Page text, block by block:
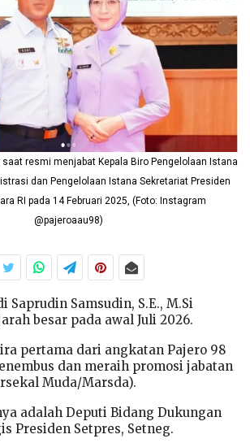
saat resmi menjabat Kepala Biro Pengelolaan Istana
dan Pengelolaan Istana Sekretariat Presiden
RI pada 14 Februari 2025, (Foto: Instagram
@pajeroaau98)
Saprudin Samsudin, S.E., M.Si
besar pada awal Juli 2026.
pertama dari angkatan Pajero 98
dan meraih promosi jabatan
Muda/Marsda).
adalah Deputi Bidang Dukungan
Presiden Setpres, Setneg.